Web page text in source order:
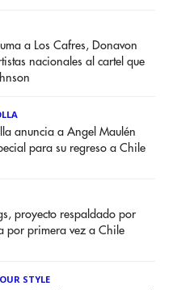
a Los Cafres, Donavon
nacionales al cartel que
anuncia a Angel Maulén
para su regreso a Chile
proyecto respaldado por
por primera vez a Chile
STYLE